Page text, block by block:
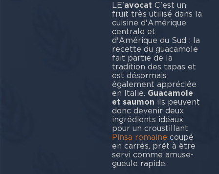
LE'avocat C'est un
fruit très utilisé dans la
cuisine d'Amérique
centrale et
d'Amérique du Sud : la
recette du guacamole
fait partie de la
tradition des tapas et
est désormais
également appréciée
en Italie. Guacamole
et saumon ils peuvent
donc devenir deux
ingrédients idéaux
pour un croustillant
Pinsa romaine coupé
en carrés, prêt à être
servi comme amuse-
gueule rapide.